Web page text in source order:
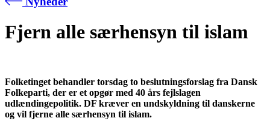
Fjern alle særhensyn til islam
Folketinget behandler torsdag to beslutningsforslag fra Dansk
Folkeparti, der er et opgør med 40 års fejlslagen
udlændingepolitik. DF kræver en undskyldning til danskerne
og vil fjerne alle særhensyn til islam.